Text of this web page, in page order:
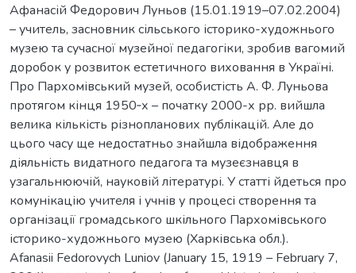
Афанасій Федорович Луньов (15.01.1919–07.02.2004)
– учитель, засновник сільського історико-художнього
музею та сучасної музейної педагогіки, зробив вагомий
доробок у розвиток естетичного виховання в Україні.
Про Пархомівський музей, особистість А. Ф. Луньова
протягом кінця 1950‑х – початку 2000-х рр. вийшла
велика кількість різнопланових публікацій. Але до
цього часу ще недостатньо знайшла відображення
діяльність видатного педагога та музеєзнавця в
узагальнюючій, науковій літературі. У статті йдеться про
комунікацію учителя і учнів у процесі створення та
організації громадського шкільного Пархомівського
історико-художнього музею (Харківська обл.).
Afanasii Fedorovych Luniov (January 15, 1919 – February 7,